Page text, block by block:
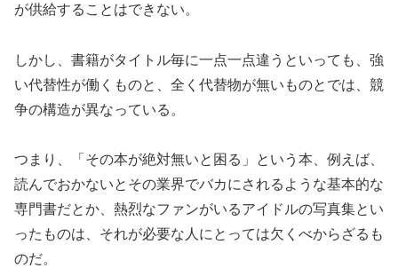
が供給することはできない。
しかし、書籍がタイトル毎に一点一点違うといっても、強
い代替性が働くものと、全く代替物が無いものとでは、競
争の構造が異なっている。
つまり、「その本が絶対無いと困る」という本、例えば、
読んでおかないとその業界でバカにされるような基本的な
専門書だとか、熱烈なファンがいるアイドルの写真集とい
ったものは、それが必要な人にとっては欠くべからざるも
のだ。